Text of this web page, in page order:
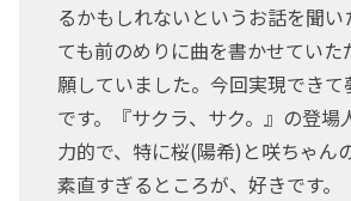
るかもしれないというお話を聞い
ても前のめりに曲を書かせてい
願していました。今回実現できて
です。『サクラ、サク。』の登場
力的で、特に桜(陽希)と咲ちゃん
素直すぎるところが、好きです。